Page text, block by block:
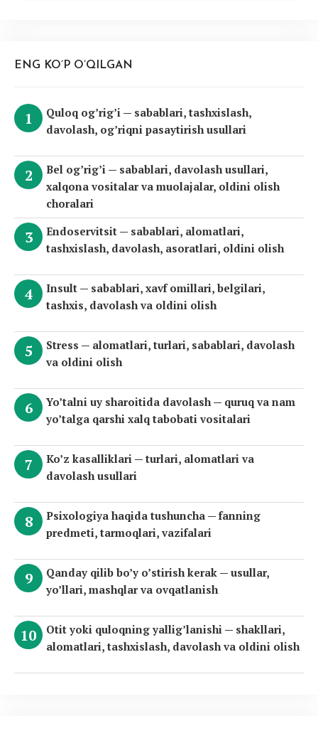
ENG KO’P O’QILGAN
Quloq og’rig’i — sabablari, tashxislash,
davolash, og’riqni pasaytirish usullari
Bel og’rig’i — sabablari, davolash usullari,
xalqona vositalar va muolajalar, oldini olish
choralari
Endoservitsit — sabablari, alomatlari,
tashxislash, davolash, asoratlari, oldini olish
Insult — sabablari, xavf omillari, belgilari,
tashxis, davolash va oldini olish
Stress — alomatlari, turlari, sabablari, davolash
va oldini olish
Yo’talni uy sharoitida davolash — quruq va nam
yo’talga qarshi xalq tabobati vositalari
Ko’z kasalliklari — turlari, alomatlari va
davolash usullari
Psixologiya haqida tushuncha — fanning
predmeti, tarmoqlari, vazifalari
Qanday qilib bo’y o’stirish kerak — usullar,
yo’llari, mashqlar va ovqatlanish
Otit yoki quloqning yallig’lanishi — shakllari,
alomatlari, tashxislash, davolash va oldini olish